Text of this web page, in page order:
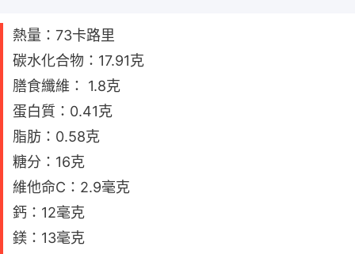
熱量：73卡路里
碳水化合物：17.91克
膳食纖維： 1.8克
蛋白質：0.41克
脂肪：0.58克
糖分：16克
維他命C：2.9毫克
鈣：12毫克
鎂：13毫克